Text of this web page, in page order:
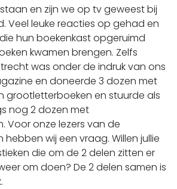
en zijn we op tv geweest bij
Veel leuke reacties op gehad en
hun boekenkast opgeruimd
kwamen brengen. Zelfs
was onder de indruk van ons
en doneerde 3 dozen met
grootletterboeken en stuurde als
nog 2 dozen met
Voor onze lezers van de
wij een vraag. Willen jullie
die om de 2 delen zitten er
om doen? De 2 delen samen is